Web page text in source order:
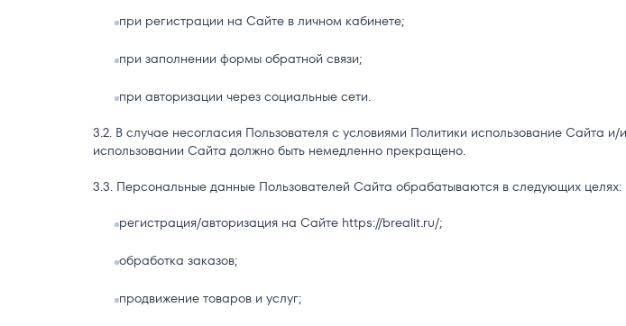
при регистрации на Сайте в личном кабинете;
при заполнении формы обратной связи;
при авторизации через социальные сети.
В случае несогласия Пользователя с условиями Политики использование Сайта
использовании Сайта должно быть немедленно прекращено.
Персональные данные Пользователей Сайта обрабатываются в следующих целях:
регистрация/авторизация на Сайте https://brealit.ru/;
обработка заказов;
продвижение товаров и услуг;